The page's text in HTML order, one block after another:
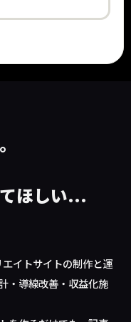
ほしい...
イトサイトの制作と運
・導線改善・収益化施